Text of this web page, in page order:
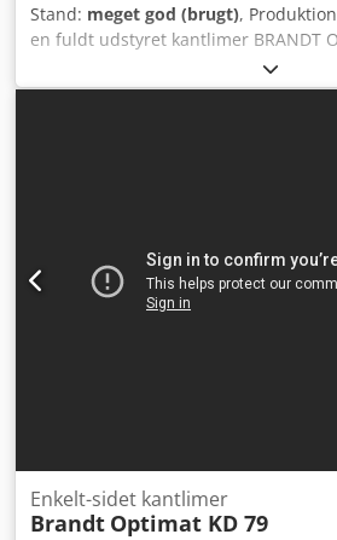
Stand: meget god (brugt),
en fuldt udstyret kantlimer BRANDT
årgang 2014: Konfiguration: -
justerbart - Forsliber manuelt
med EVA-lim / mulighed for PUR-lim
servomotorisk justerbar
Kantmaterialetykkelse: 0,4-3 mm
m/min Samlet længde inkl.
Enkelt-sidet kantlimer
Brandt Optimat KD 79